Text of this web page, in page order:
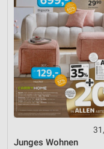
Junges Wohnen